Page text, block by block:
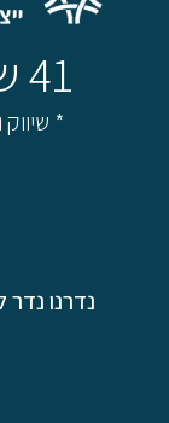
41 שנה של מצויינות!
*
נדרנו